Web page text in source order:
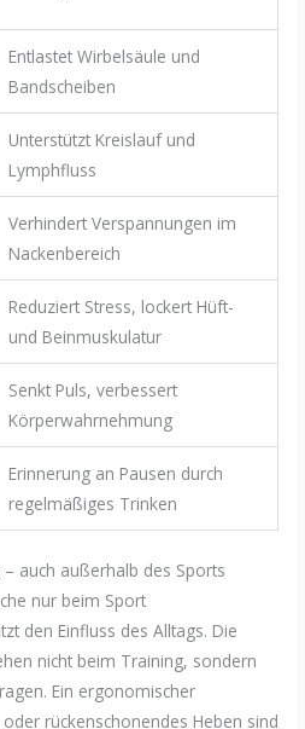
Entlastet Wirbelsäule und
Bandscheiben
Unterstützt Kreislauf und
Lymphfluss
Verhindert Verspannungen im
Nackenbereich
Reduziert Stress, lockert Hüft-
und Beinmuskulatur
Senkt Puls, verbessert
Körperwahrnehmung
Erinnerung an Pausen durch
regelmäßiges Trinken
auch außerhalb des Sports
nur beim Sport
den Einfluss des Alltags. Die
nicht beim Training, sondern
Ein ergonomischer
rückenschonendes Heben sind